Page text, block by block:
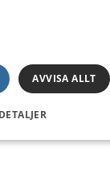
AVVISA ALLT